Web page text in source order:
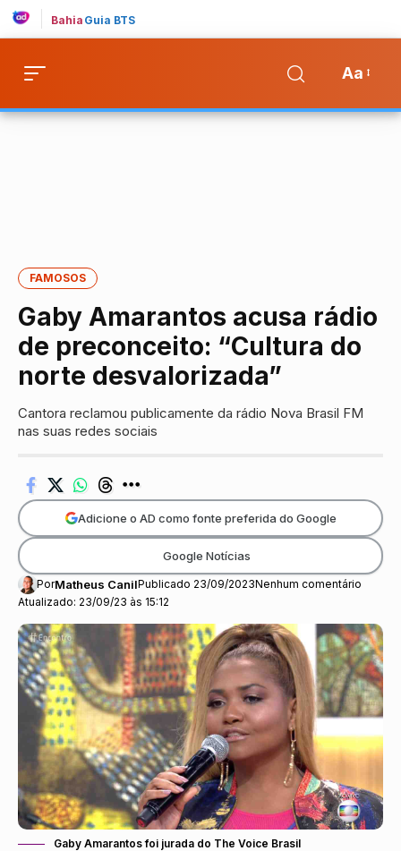
Bahia Guia BTS
Aa
FAMOSOS
Gaby Amarantos acusa rádio
de preconceito: “Cultura do
norte desvalorizada”
Cantora reclamou publicamente da rádio Nova Brasil FM
nas suas redes sociais
Atualizado: 23/09/23 às 15:12
PorMatheus CanilPublicado 23/09/2023Nenhum comentário
Adicione o AD como fonte preferida do Google
Google Notícias
Gaby Amarantos foi jurada do The Voice Brasil